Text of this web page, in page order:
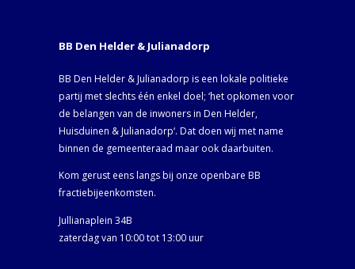
BB Den Helder & Julianadorp
BB Den Helder & Julianadorp is een lokale politieke
partij met slechts één enkel doel; ‘het opkomen voor
de belangen van de inwoners in Den Helder,
Huisduinen & Julianadorp‘. Dat doen wij met name
binnen de gemeenteraad maar ook daarbuiten.
Kom gerust eens langs bij onze openbare BB
fractiebijeenkomsten.
Jullianaplein 34B
zaterdag van 10:00 tot 13:00 uur